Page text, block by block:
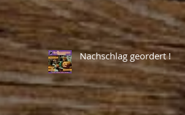
Nachschlag geordert !